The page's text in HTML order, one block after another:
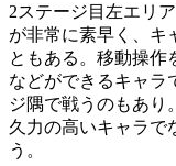
2ステージ目左エリ
が非常に素早く、キ
ともある。移動操作
などができるキャラ
ジ隅で戦うのもあり
久力の高いキャラで
う。